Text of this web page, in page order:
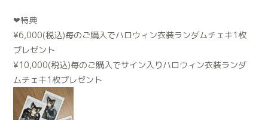
❤︎特典
¥6,000(税込)毎のご購入でハロウィン衣装ランダムチェキ1枚
プレゼント
¥10,000(税込)毎のご購入でサイン入りハロウィン衣装ランダ
ムチェキ1枚プレゼント